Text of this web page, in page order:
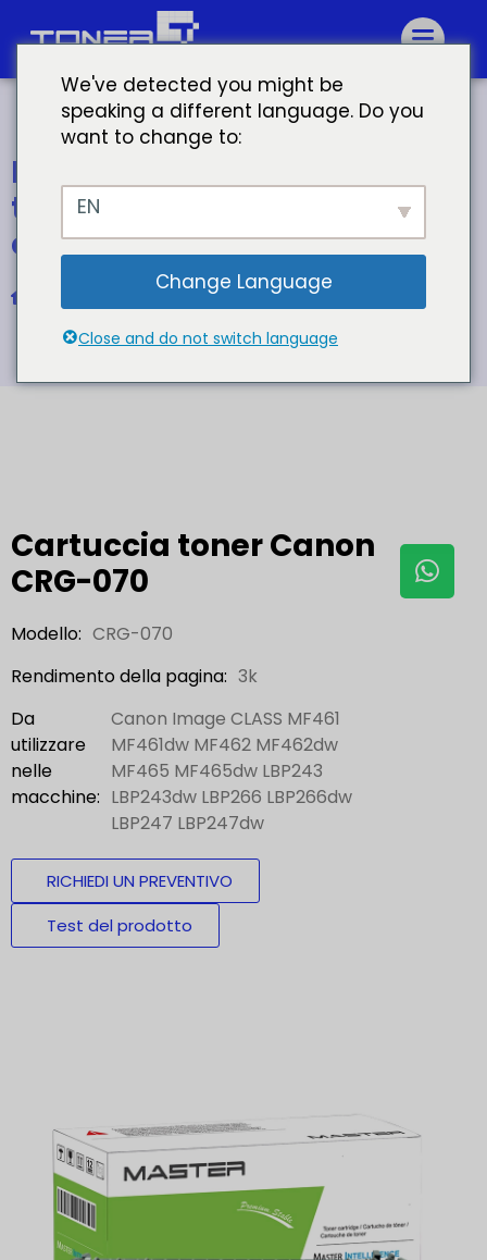
Prezzo di fabbrica cartuccia
toner canon 070 cartuccia
canon
Per la cartuccia toner Canon CRG-070
Cartuccia toner Canon
CRG-070
Modello: CRG-070
Rendimento della pagina: 3k
Da
utilizzare
nelle
macchine:
Canon Image CLASS MF461
MF461dw MF462 MF462dw
MF465 MF465dw LBP243
LBP243dw LBP266 LBP266dw
LBP247 LBP247dw
RICHIEDI UN PREVENTIVO
Test del prodotto
We've detected you might be
speaking a different language. Do you
want to change to:
EN
Change Language
Close and do not switch language